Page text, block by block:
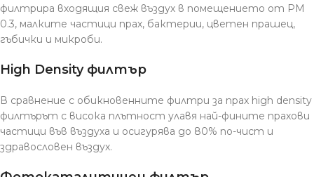
филтрира входящия свеж въздух в помещението от PM
0.3, малките частици прах, бактерии, цветен прашец,
гъбички и микроби.
High Density филтър
В сравнение с обикновенните филтри за прах high density
филтърът с висока плътност улавя най-фините прахови
частици във въздуха и осигурява до 80% по-чист и
здравословен въздух.